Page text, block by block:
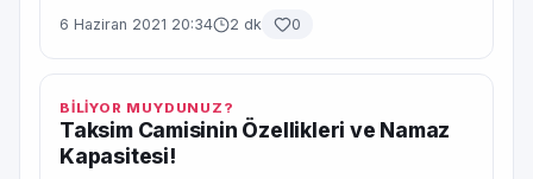
6 Haziran 2021 20:34 2 dk 0
BİLİYOR MUYDUNUZ?
Taksim Camisinin Özellikleri ve Namaz
Kapasitesi!